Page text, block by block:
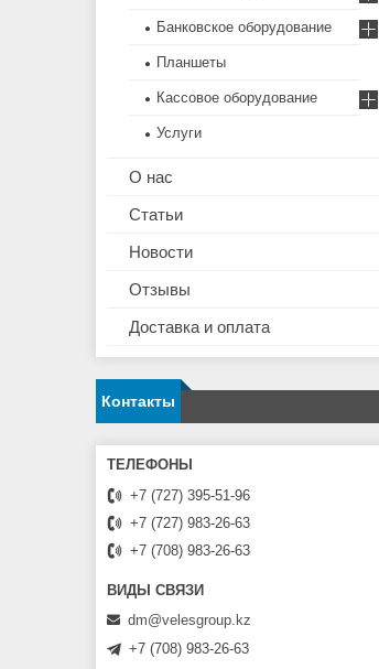
Банковское оборудование
Планшеты
Кассовое оборудование
Услуги
О нас
Статьи
Новости
Отзывы
Доставка и оплата
Контакты
+7 (727) 395-51-96
+7 (727) 983-26-63
+7 (708) 983-26-63
dm@velesgroup.kz
+7 (708) 983-26-63